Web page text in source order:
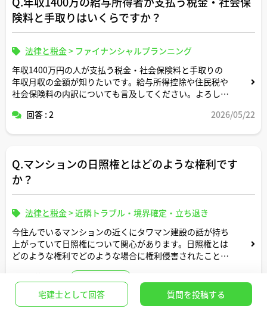
険料と手取りはいくらですか？
法律と税金> ファイナンシャルプランニング
年収1400万円の人が支払う税金・社会保険料と手取りの
年収月収の金額が知りたいです。給与所得控除や住民税や
社会保険料の内訳についても言及してください。よろしく
回答 : 2 2026/05/22
Q.マンションの日照権とはどのような権利です
か？
法律と税金>近隣トラブル・境界確定・立ち退き
今住んでいるマンションの近くにタワマン建設の話が持ち
上がっていて日照権について関心があります。日照権とは
どのような権利でどのような場合に権利侵害されたことに
あと、マンションだと階層や部屋向きなどの影響で日当た
リも各部屋によって異なると思うのですが、同じマンショ
宅建士として回答
質問を投稿する